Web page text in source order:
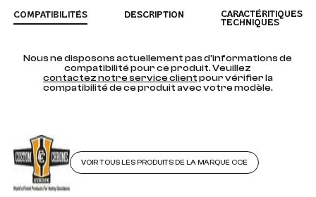
COMPATIBILITÉS DESCRIPTION
CARACTÉRITIQUES
TECHNIQUES
Nous ne disposons actuellement pas d'informations de
compatibilité pour ce produit. Veuillez
contactez notre service clientpour vérifier la
compatibilité de ce produit avec votre modèle.
VOIR TOUS LES PRODUITS DE LA MARQUE CCE